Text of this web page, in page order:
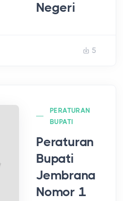
Negeri
5
PERATURAN
BUPATI
Peraturan
Bupati
Jembrana
Nomor 1